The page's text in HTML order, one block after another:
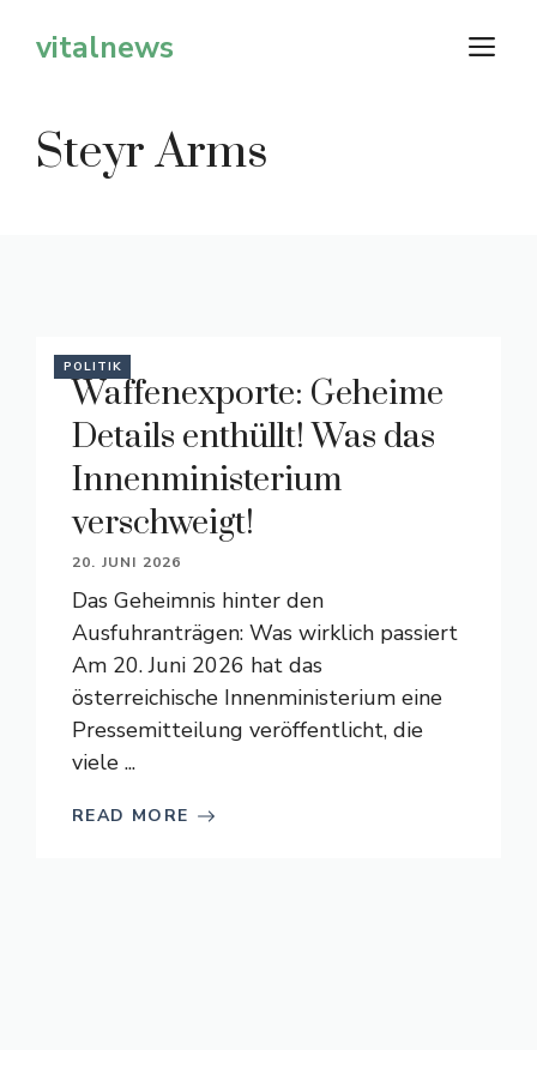
Inhaltvitalnews
Steyr Arms
POLITIK
Waffenexporte: Geheime
Details enthüllt! Was das
Innenministerium
verschweigt!
20. JUNI 2026
Das Geheimnis hinter den
Ausfuhranträgen: Was wirklich passiert
Am 20. Juni 2026 hat das
österreichische Innenministerium eine
Pressemitteilung veröffentlicht, die
viele ...
READ MORE